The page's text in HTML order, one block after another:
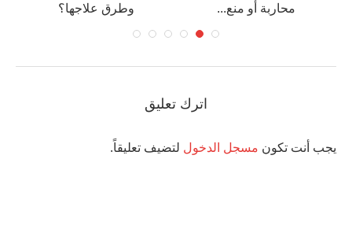
محاربة أو منع...
وطرق علاجها؟
اترك تعليق
يجب أنت تكون مسجل الدخول لتضيف تعليقاً.